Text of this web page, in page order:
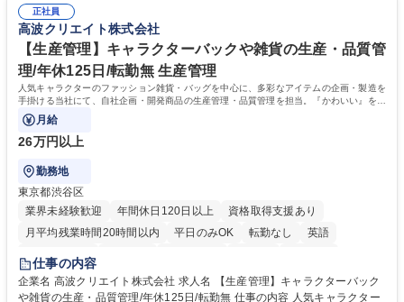
や個別面談を通してご自身のキャリアと向き合っていただき、会社として
もバックアップしていきます。 学歴・資格 学歴：大学院 大学 高専 短大
専修学校 高校 語学力： 資格：
正社員
高波クリエイト株式会社
【生産管理】キャラクターバックや雑貨の生産・品質管
理/年休125日/転勤無 生産管理
人気キャラクターのファッション雑貨・バッグを中心に、多彩なアイテムの企画・製造を
手掛ける当社にて、自社企画・開発商品の生産管理・品質管理を担当。『かわいい』を届
けるやりがいのあるポジションです。
月給
26万円以上
勤務地
東京都渋谷区
業界未経験歓迎
年間休日120日以上
資格取得支援あり
月平均残業時間20時間以内
平日のみOK 転勤なし
英語
住宅手当あり
完全週休2日制
交通費支給 駅近5分以内 中国語 土日祝休み
仕事の内容
企業名 高波クリエイト株式会社 求人名 【生産管理】キャラクターバック
や雑貨の生産・品質管理/年休125日/転勤無 仕事の内容 人気キャラクター